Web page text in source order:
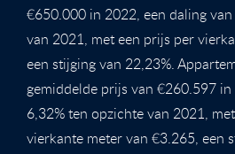
€650.000 in 2022, een daling
van 2021, met een prijs per
een stijging van 22,23%.
gemiddelde prijs van €260.597
6,32% ten opzichte van 2021,
vierkante meter van €3.265, een